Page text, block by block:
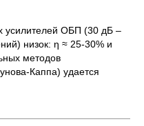
усилителей ОБП (30 дБ –
низок: η ≈ 25-30% и
методов
Каппа) удается